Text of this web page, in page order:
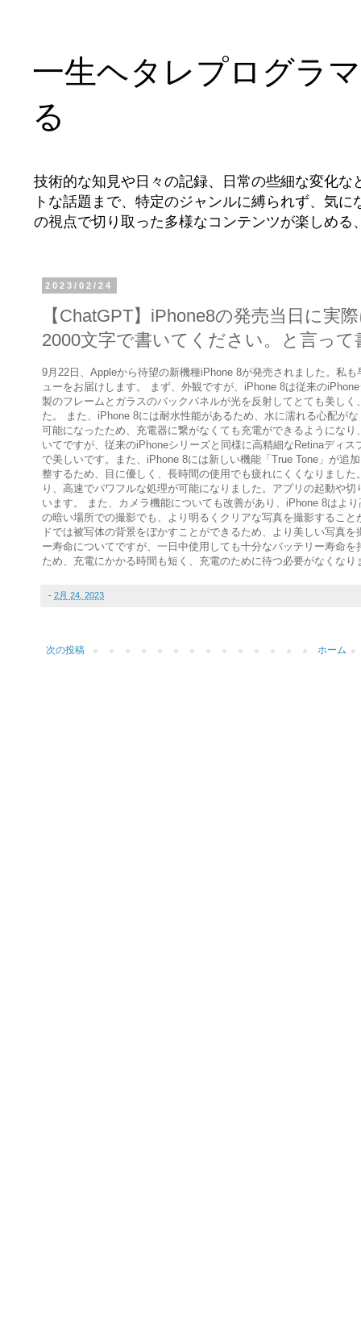
一生ヘタレプログラ
る
技術的な知見や日々の記録、日常の些細な変化
トな話題まで、特定のジャンルに縛られず、気
の視点で切り取った多様なコンテンツが楽しめ
2023/02/24
【ChatGPT】iPhone8の発売当日に実
2000文字で書いてください。と言っ
9月22日、Appleから待望の新機種iPhone 8が発売されました。私
ューをお届けします。 まず、外観ですが、iPhone 8は従来の
製のフレームとガラスのバックパネルが光を反射してとても美し
た。 また、iPhone 8には耐水性能があるため、水に濡れる心配が
可能になったため、充電器に繋がなくても充電ができるようにな
いてですが、従来のiPhoneシリーズと同様に高精細なRetinaディ
で美しいです。また、iPhone 8には新しい機能「True Tone」が追
整するため、目に優しく、長時間の使用でも疲れにくくなりまし
り、高速でパワフルな処理が可能になりました。アプリの起動や
います。 また、カメラ機能についても改善があり、iPhone 8はよ
の暗い場所での撮影でも、より明るくクリアな写真を撮影するこ
ドでは被写体の背景をぼかすことができるため、より美しい写真
ー寿命についてですが、一日中使用しても十分なバッテリー寿命
ため、充電にかかる時間も短く、充電のために待つ必要がなくなり
- 2月 24, 2023
次の投稿 ホーム